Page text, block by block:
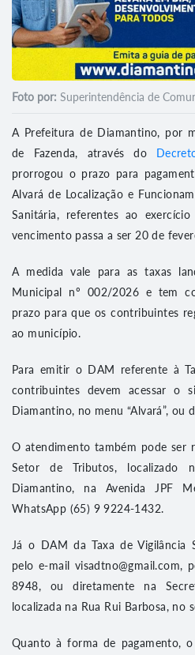
Foto por: Superintendência de
A Prefeitura de Diamantino, por
de Fazenda, através do
prorrogou o prazo para
Alvará de Localização e
Sanitária, referentes ao
vencimento passa a ser 20 de
A medida vale para as taxas
Municipal nº 002/2026 e tem
prazo para que os contribuintes
ao município.
Para emitir o DAM referente à
contribuintes devem acessar o
Diamantino, no menu “Alvará”, ou
O atendimento também pode ser
Setor de Tributos, localizado
Diamantino, na Avenida JPF
WhatsApp (65) 9 9224-1432.
Já o DAM da Taxa de Vigilância
pelo e-mail visadtno@gmail.com,
8948, ou diretamente na
localizada na Rua Rui Barbosa, no
Quanto à forma de pagamento,